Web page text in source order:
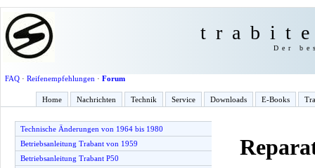
Der
FAQ· Reifenempfehlungen · Forum
Home Nachrichten Technik Service Downloads E-Books
Technische Änderungen von 1964 bis 1980
Betriebsanleitung Trabant von 1959
Betriebsanleitung Trabant P50